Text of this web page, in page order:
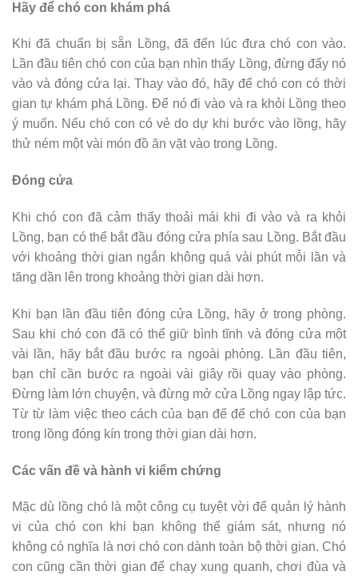
Hãy để chó con khám phá
Khi đã chuẩn bị sẵn Lồng, đã đến lúc đưa chó con vào.
Lần đầu tiên chó con của bạn nhìn thấy Lồng, đừng đẩy nó
vào và đóng cửa lại. Thay vào đó, hãy để chó con có thời
gian tự khám phá Lồng. Để nó đi vào và ra khỏi Lồng theo
ý muốn. Nếu chó con có vẻ do dự khi bước vào lồng, hãy
thử ném một vài món đồ ăn vặt vào trong Lồng.
Đóng cửa
Khi chó con đã cảm thấy thoải mái khi đi vào và ra khỏi
Lồng, bạn có thể bắt đầu đóng cửa phía sau Lồng. Bắt đầu
với khoảng thời gian ngắn không quá vài phút mỗi lần và
tăng dần lên trong khoảng thời gian dài hơn.
Khi bạn lần đầu tiên đóng cửa Lồng, hãy ở trong phòng.
Sau khi chó con đã có thể giữ bình tĩnh và đóng cửa một
vài lần, hãy bắt đầu bước ra ngoài phòng. Lần đầu tiên,
bạn chỉ cần bước ra ngoài vài giây rồi quay vào phòng.
Đừng làm lớn chuyện, và đừng mở cửa Lồng ngay lập tức.
Từ từ làm việc theo cách của bạn để để chó con của bạn
trong lồng đóng kín trong thời gian dài hơn.
Các vấn đề và hành vi kiểm chứng
Mặc dù lồng chó là một công cụ tuyệt vời để quản lý hành
vi của chó con khi bạn không thể giám sát, nhưng nó
không có nghĩa là nơi chó con dành toàn bộ thời gian. Chó
con cũng cần thời gian để chạy xung quanh, chơi đùa và